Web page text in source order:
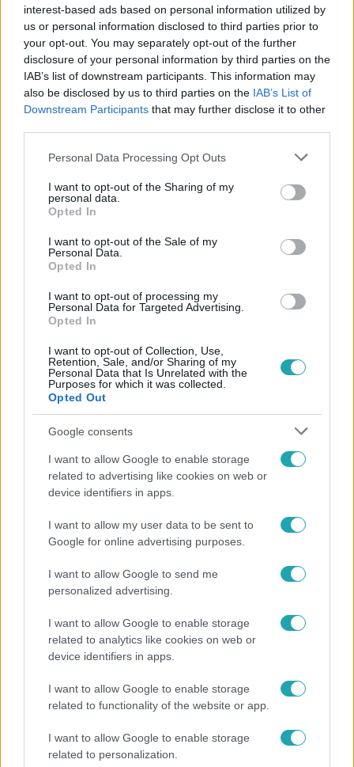
interest-based ads based on personal information utilized by
us or personal information disclosed to third parties prior to
your opt-out. You may separately opt-out of the further
disclosure of your personal information by third parties on the
IAB’s list of downstream participants. This information may
also be disclosed by us to third parties on the IAB’s List of
Downstream Participants that may further disclose it to other
Please note that this website/app uses one or more Google
not limited to your visit or usage behaviour. You may click to
grant or deny consent to Google and its third-party tags to
use your data for below specified purposes in below Google
consent section.
Personal Data Processing Opt Outs
I want to opt-out of the Sharing of my
personal data.
Opted In
I want to opt-out of the Sale of my
Personal Data.
Opted In
I want to opt-out of processing my
Personal Data for Targeted Advertising.
Opted In
I want to opt-out of Collection, Use,
Retention, Sale, and/or Sharing of my
Personal Data that Is Unrelated with the
Purposes for which it was collected.
Opted Out
Google consents
I want to allow Google to enable storage
related to advertising like cookies on web or
device identifiers in apps.
I want to allow my user data to be sent to
Google for online advertising purposes.
I want to allow Google to send me
personalized advertising.
I want to allow Google to enable storage
related to analytics like cookies on web or
device identifiers in apps.
I want to allow Google to enable storage
related to functionality of the website or app.
I want to allow Google to enable storage
related to personalization.
VIDEÓ PROMO
#MARSRA MAGYAR! #FILM #CSŐRE GÁBOR
#STEFANOVICS ANGÉLA #BADÁR SÁNDOR
#THURÓCZY SZABOLCS #ÓNODI ESZTER
Népszerű
Már nagymama, de a fiai is kész férfiak: friss fotón
Szandi fiai